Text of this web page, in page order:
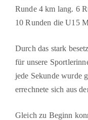
Runde 4 km lang. 6
10 Runden die U15
Durch das stark
für unsere
jede Sekunde wurde
errechnete sich aus
Gleich zu Beginn